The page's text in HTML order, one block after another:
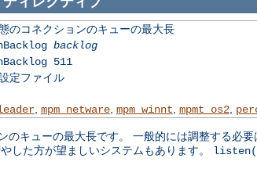
のコネクションのキューの最大長
backlog
511
定ファイル
, mpm_netware, mpm_winnt, mpmt_os2,
のキューの最大長です。 一般的には調整する必
した方が望ましいシステムもあります。